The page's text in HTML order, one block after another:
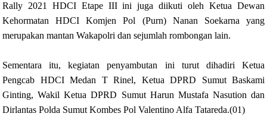
Rally 2021 HDCI Etape III ini juga diikuti oleh Ketua Dewan
Kehormatan HDCI Komjen Pol (Purn) Nanan Soekarna yang
merupakan mantan Wakapolri dan sejumlah rombongan lain.
Sementara itu, kegiatan penyambutan ini turut dihadiri Ketua
Pengcab HDCI Medan T Rinel, Ketua DPRD Sumut Baskami
Ginting, Wakil Ketua DPRD Sumut Harun Mustafa Nasution dan
Dirlantas Polda Sumut Kombes Pol Valentino Alfa Tatareda.(01)